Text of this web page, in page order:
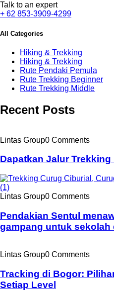
Talk to an expert
+ 62 853-3909-4299
All Categories
Hiking & Trekking
Hiking & Trekking
Rute Pendaki Pemula
Rute Trekking Beginner
Rute Trekking Middle
Recent Posts
Lintas Group0 Comments
Dapatkan Jalur Trekking
Lintas Group0 Comments
Pendakian Sentul
gampang untuk sekolah
Lintas Group0 Comments
Tracking di Bogor:
Setiap Level